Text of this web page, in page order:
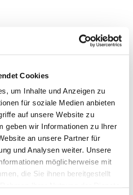
Cookies
um Inhalte und Anzeigen zu
für soziale Medien anbieten
auf unsere Website zu
geben wir Informationen zu Ihrer
an unsere Partner für
und Analysen weiter. Unsere
möglicherweise mit
die Sie ihnen bereitgestellt
Sie auch